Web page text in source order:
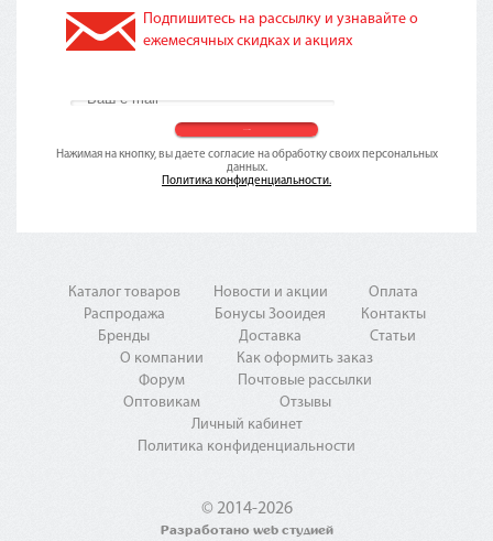
Подпишитесь на рассылку и узнавайте о
ежемесячных скидках и акциях
Нажимая на кнопку, вы даете согласие на обработку своих персональных
данных.
Политика конфиденциальности.
Каталог товаров
Распродажа
Бренды
Новости и акции
Бонусы Зооидея
Доставка
Оплата
Контакты
Статьи
О компании
Форум
Оптовикам
Как оформить заказ
Почтовые рассылки
Отзывы
Личный кабинет
Политика конфиденциальности
© 2014-2026
Разработано web студией